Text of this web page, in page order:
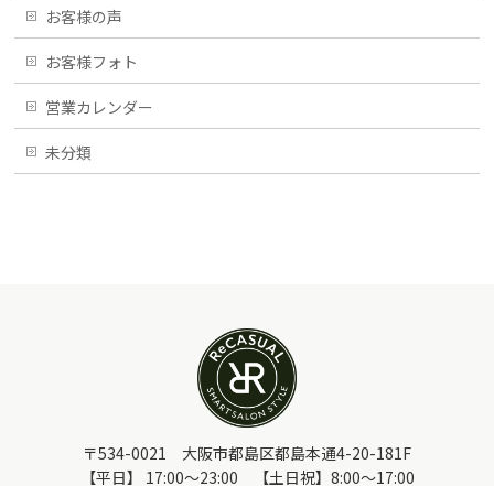
お客様の声
お客様フォト
営業カレンダー
未分類
〒534-0021 大阪市都島区都島本通4-20-181F
【平日】 17:00～23:00 【土日祝】8:00～17:00